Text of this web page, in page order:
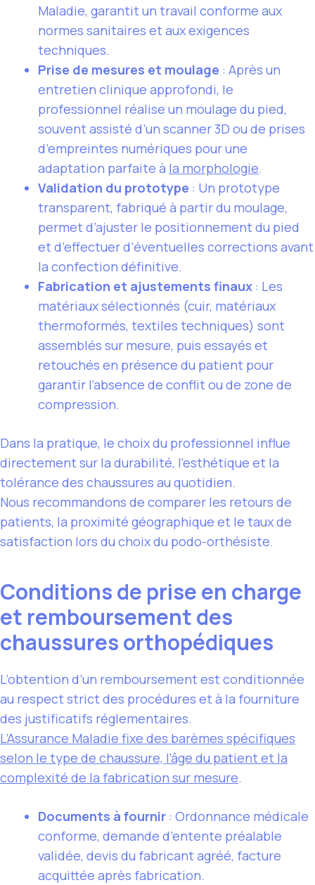
Maladie, garantit un travail conforme aux
normes sanitaires et aux exigences
techniques.
Prise de mesures et moulage : Après un
entretien clinique approfondi, le
professionnel réalise un moulage du pied,
souvent assisté d’un scanner 3D ou de prises
d’empreintes numériques pour une
adaptation parfaite à la morphologie.
Validation du prototype : Un prototype
transparent, fabriqué à partir du moulage,
permet d’ajuster le positionnement du pied
et d’effectuer d’éventuelles corrections avant
la confection définitive.
Fabrication et ajustements finaux : Les
matériaux sélectionnés (cuir, matériaux
thermoformés, textiles techniques) sont
assemblés sur mesure, puis essayés et
retouchés en présence du patient pour
garantir l’absence de conflit ou de zone de
compression.
Dans la pratique, le choix du professionnel influe
directement sur la durabilité, l’esthétique et la
tolérance des chaussures au quotidien.
Nous recommandons de comparer les retours de
patients, la proximité géographique et le taux de
satisfaction lors du choix du podo-orthésiste.
Conditions de prise en charge
et remboursement des
chaussures orthopédiques
L’obtention d’un remboursement est conditionnée
au respect strict des procédures et à la fourniture
des justificatifs réglementaires.
L’Assurance Maladie fixe des barèmes spécifiques
selon le type de chaussure, l’âge du patient et la
complexité de la fabrication sur mesure.
Documents à fournir : Ordonnance médicale
conforme, demande d’entente préalable
validée, devis du fabricant agréé, facture
acquittée après fabrication.